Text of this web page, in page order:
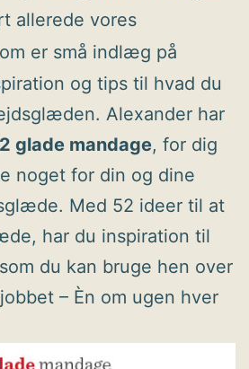
allerede vores
er små indlæg på
og tips til hvad du
Alexander har
glade mandage, for dig
noget for din og dine
Med 52 ideer til at
har du inspiration til
du kan bruge hen over
– Èn om ugen hver